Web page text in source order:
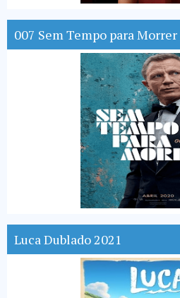
007 Sem Tempo para
Luca Dublado 2021